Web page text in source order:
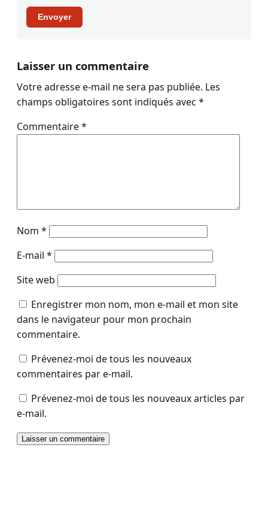
Envoyer
Laisser un commentaire
Votre adresse e-mail ne sera pas publiée. Les
champs obligatoires sont indiqués avec *
Commentaire*
Nom *
E-mail *
Site web
Enregistrer mon nom, mon e-mail et mon site
dans le navigateur pour mon prochain
commentaire.
Prévenez-moi de tous les nouveaux
commentaires par e-mail.
Prévenez-moi de tous les nouveaux articles par
e-mail.